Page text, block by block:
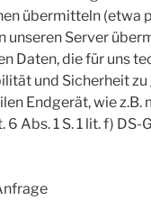
übermitteln (etwa
unseren Server
Daten, die für uns
und Sicherheit
Endgerät, wie
Abs. 1 S. 1 lit. f) DS-